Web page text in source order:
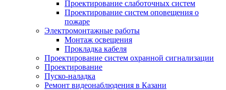
Проектирование слаботочных систем
Проектирование систем оповещения о
пожаре
Электромонтажные работы
Монтаж освещения
Прокладка кабеля
Проектирование систем охранной сигнализации
Проектирование
Пуско-наладка
Ремонт видеонаблюдения в Казани